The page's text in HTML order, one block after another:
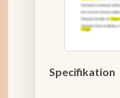
Specifikation